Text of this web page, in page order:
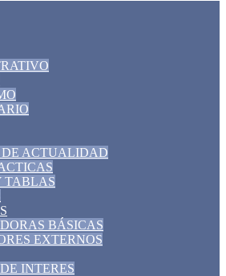
ACTUALIDAD
TABLAS
BÁSICAS
EXTERNOS
INTERES